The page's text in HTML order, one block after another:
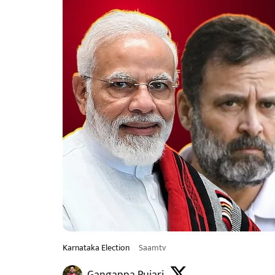
Karnataka Election Saamtv